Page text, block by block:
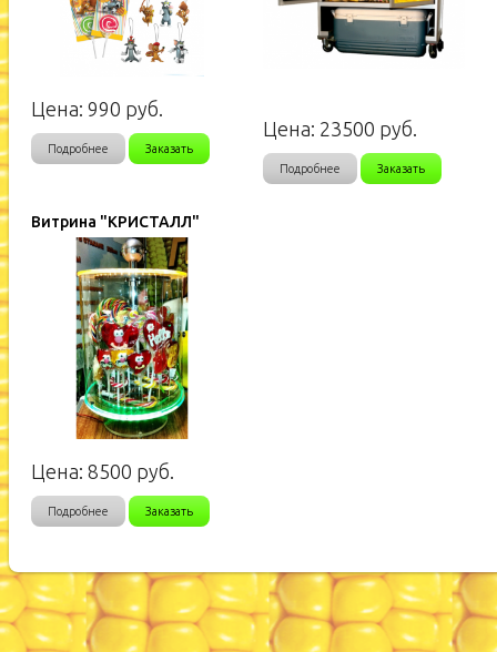
Цена: 990 руб.
Подробнее Заказать
Цена: 23500 руб.
Подробнее Заказать
Витрина "КРИСТАЛЛ"
Цена: 8500 руб.
Подробнее Заказать